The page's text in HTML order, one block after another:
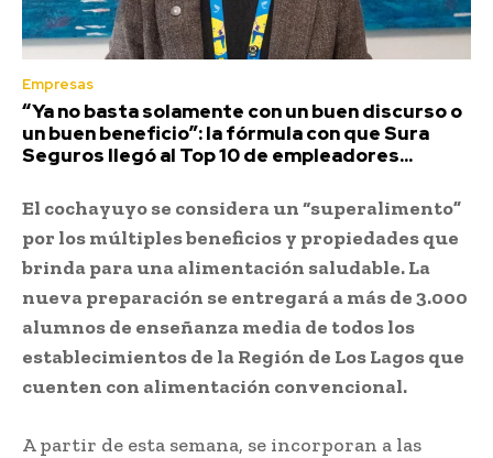
Empresas
“Ya no basta solamente con un buen discurso o
un buen beneficio”: la fórmula con que Sura
Seguros llegó al Top 10 de empleadores...
El cochayuyo se considera un “superalimento”
por los múltiples beneficios y propiedades que
brinda para una alimentación saludable. La
nueva preparación se entregará a más de 3.000
alumnos de enseñanza media de todos los
establecimientos de la Región de Los Lagos que
cuenten con alimentación convencional.
A partir de esta semana, se incorporan a las